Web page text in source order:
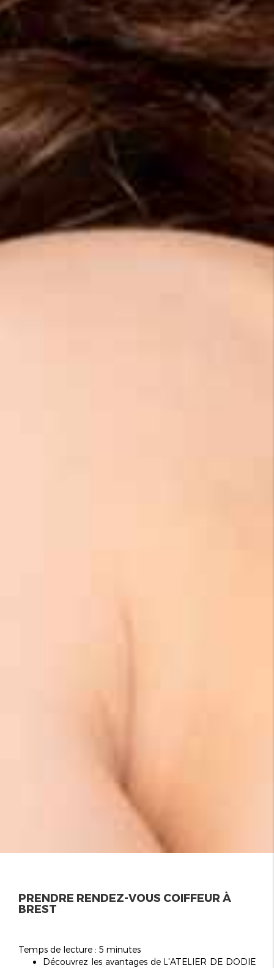
PRENDRE RENDEZ-VOUS COIFFEUR À
BREST
Temps de lecture : 5 minutes
Découvrez les avantages de L'ATELIER DE DODIE